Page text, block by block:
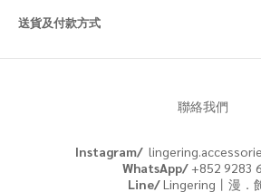
送貨及付款方式
聯絡我們
Instagram/
WhatsApp/+852 9283
Line/Lingering丨漫．